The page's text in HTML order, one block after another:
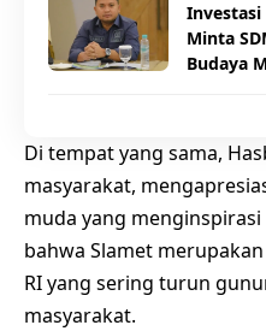
Investasi
Minta
Budaya
Di tempat yang sama,
masyarakat,
muda yang
bahwa Slamet
RI yang sering turun
masyarakat.